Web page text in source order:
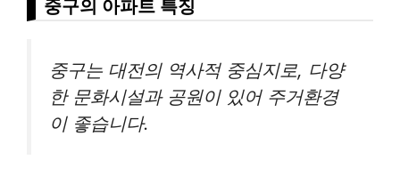
중구의 아파트 특징
중구는 대전의 역사적 중심지로, 다양
한 문화시설과 공원이 있어 주거환경
이 좋습니다.